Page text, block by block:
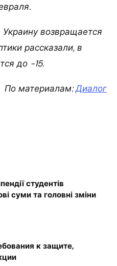
возвращается
рассказали, в
до -15.
По материалам:Диалог
студентів
суми та головні зміни
к защите,